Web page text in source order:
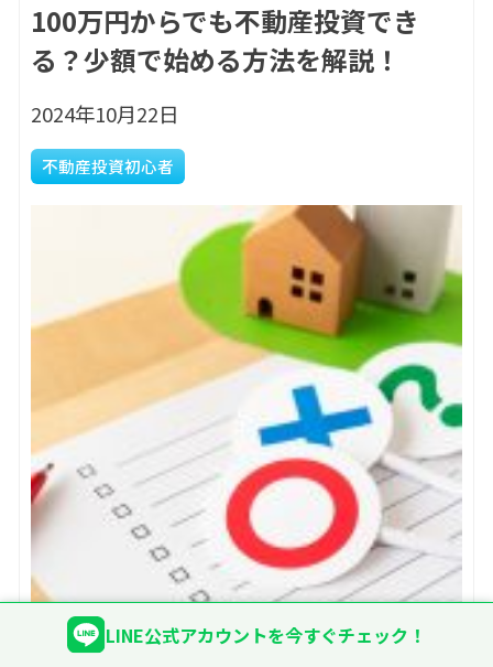
100万円からでも不動産投資でき
る？少額で始める方法を解説！
2024年10月22日
不動産投資初心者
LINE公式アカウントを今すぐチェック！